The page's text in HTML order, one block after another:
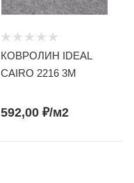
КОВРОЛИН IDEAL
CAIRO 2216 3М
592,00 ₽/м2